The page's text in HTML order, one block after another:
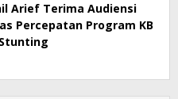
Arief Terima Audiensi
Percepatan Program KB